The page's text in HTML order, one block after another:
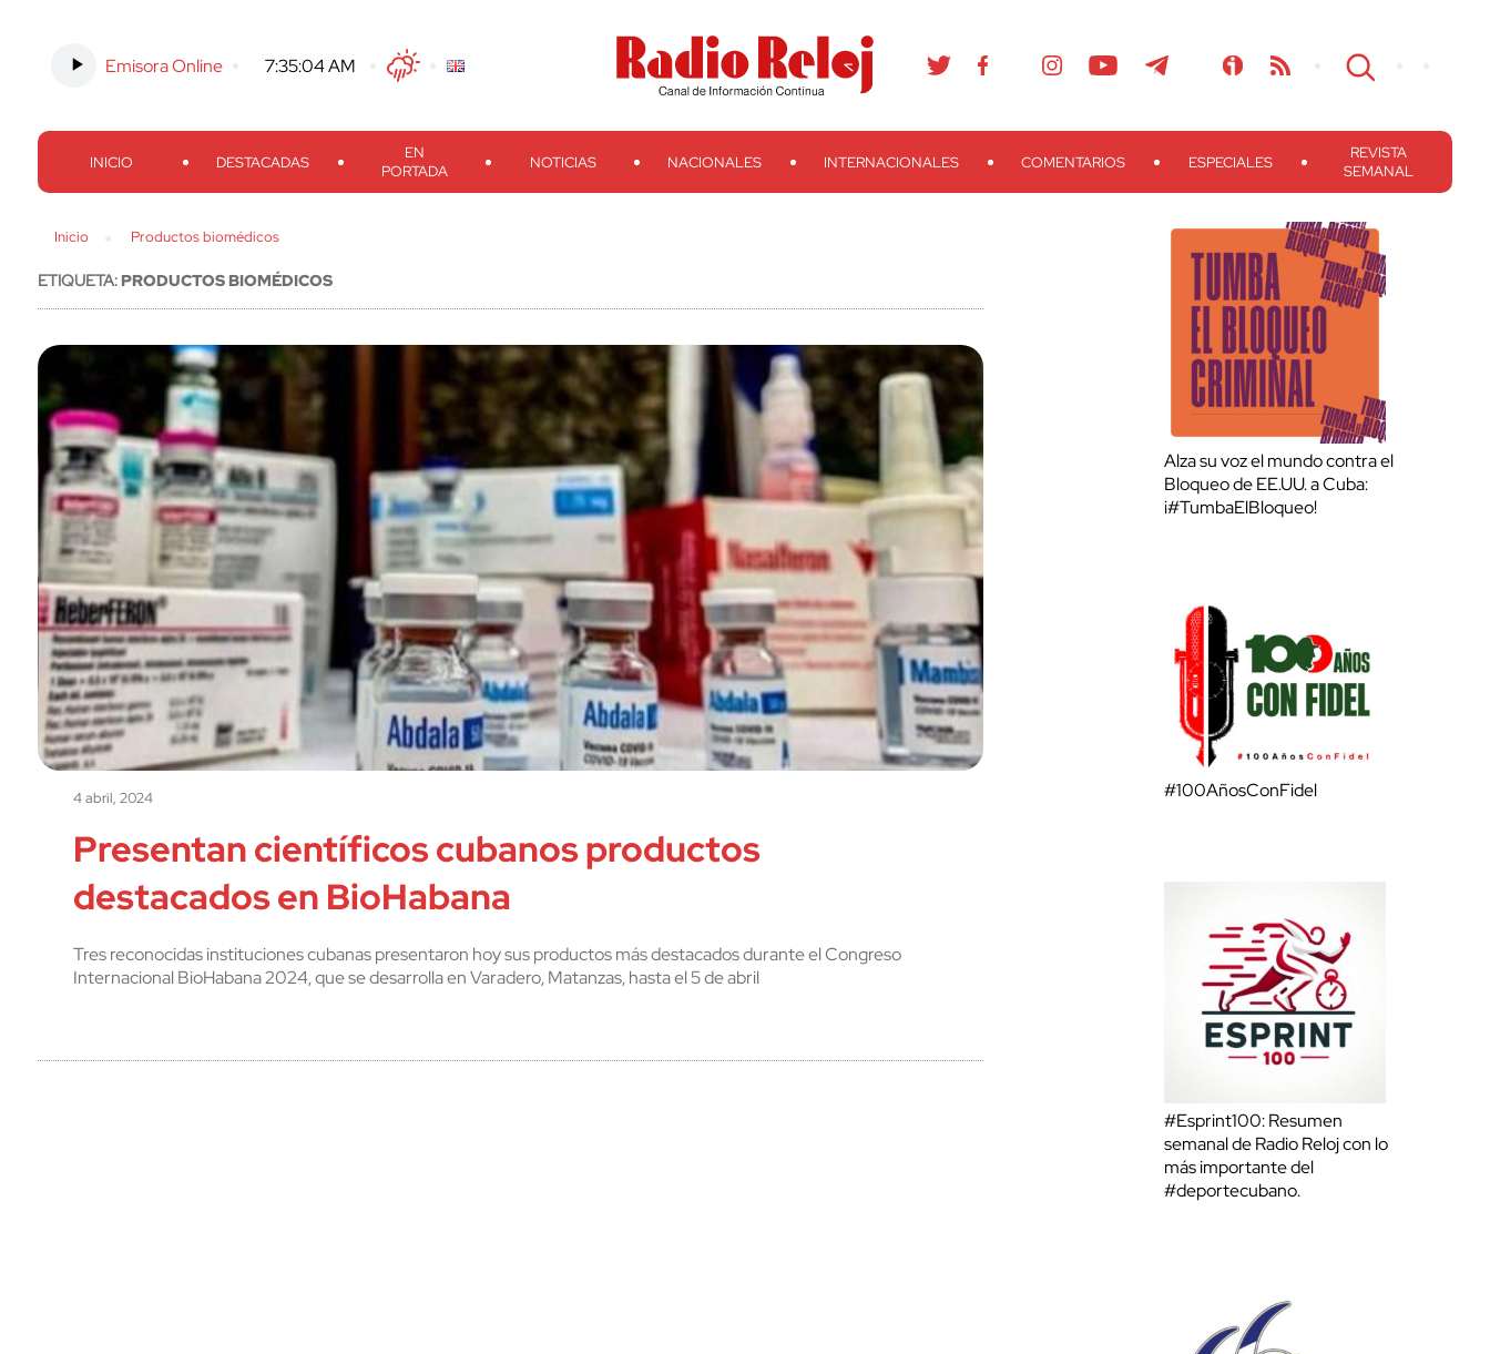
Emisora Online -7:35:05 AM TwitterFacebook
Threads
Instagram TelegramTeveo Ivoox RSS Search
INICIO DESTACADAS
EN
PORTADA
NOTICIAS NACIONALES INTERNACIONALES COMENTARIOS ESPECIALES
REVISTA
SEMANAL
Inicio Productos biomédicos
ETIQUETA:PRODUCTOS BIOMÉDICOS
4 abril, 2024
Presentan científicos cubanos productos
destacados en BioHabana
Tres reconocidas instituciones cubanas presentaron hoy sus productos más destacados durante el Congreso
Internacional BioHabana 2024, que se desarrolla en Varadero, Matanzas, hasta el 5 de abril
Alza su voz el mundo contra el
Bloqueo de EE.UU. a Cuba:
¡#TumbaElBloqueo!
#100AñosConFidel
#Esprint100: Resumen
semanal de Radio Reloj con lo
más importante del
#deportecubano.